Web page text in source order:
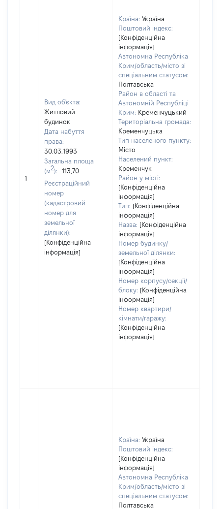
1
Вид об'єкта:
Житловий
будинок
Дата набуття
права:
30.03.1993
Загальна площа
(м2):
113,70
Реєстраційний
номер
(кадастровий
номер для
земельної
ділянки):
[Конфіденційна
інформація]
Країна: Україна
Поштовий індекс:
[Конфіденційна
інформація]
Автономна Республіка
Крим/область/місто зі
спеціальним статусом:
Полтавська
Район в області та
Автономній Республіці
Крим: Кременчуцький
Територіальна громада:
Кременчуцька
Тип населеного пункту:
Місто
Населений пункт:
Кременчук
Район у місті:
[Конфіденційна
інформація]
Тип: [Конфіденційна
інформація]
Назва: [Конфіденційна
інформація]
Номер будинку/
земельної ділянки:
[Конфіденційна
інформація]
Номер корпусу/секції/
блоку: [Конфіденційна
інформація]
Номер квартири/
кімнати/гаражу:
[Конфіденційна
інформація]
Країна: Україна
Поштовий індекс:
[Конфіденційна
інформація]
Автономна Республіка
Крим/область/місто зі
спеціальним статусом:
Полтавська